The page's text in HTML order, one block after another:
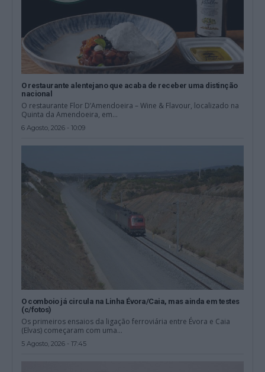
O restaurante alentejano que acaba de receber uma distinção
nacional
O restaurante Flor D’Amendoeira – Wine & Flavour, localizado na
Quinta da Amendoeira, em...
6 Agosto, 2026 - 10:09
O comboio já circula na Linha Évora/Caia, mas ainda em testes
(c/fotos)
Os primeiros ensaios da ligação ferroviária entre Évora e Caia
(Elvas) começaram com uma...
5 Agosto, 2026 - 17:45